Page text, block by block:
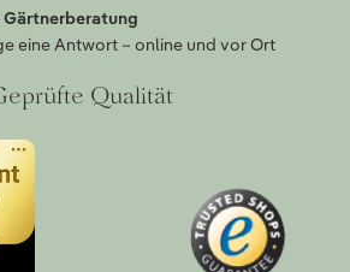
eine Antwort – online und vor Ort
Qualität